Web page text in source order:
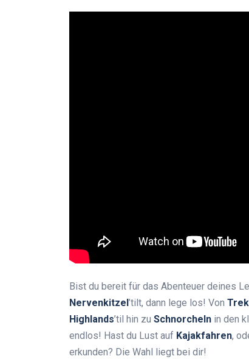
Bist du bereit für das Abenteuer deines
Nervenkitzel’tilt, dann lege los! Von
Highlands’til hin zu Schnorcheln in den
endlos! Hast du Lust auf Kajakfahren,
erkunden? Die Wahl liegt bei dir!